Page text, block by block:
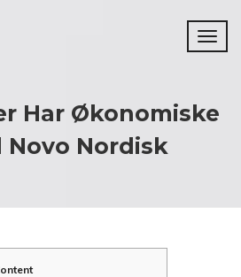
Har Økonomiske
Novo Nordisk